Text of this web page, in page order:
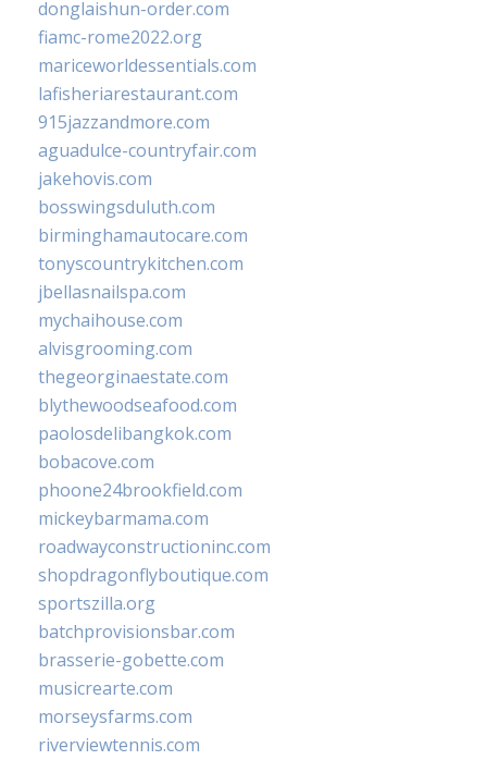
donglaishun-order.com
fiamc-rome2022.org
mariceworldessentials.com
lafisheriarestaurant.com
915jazzandmore.com
aguadulce-countryfair.com
jakehovis.com
bosswingsduluth.com
birminghamautocare.com
tonyscountrykitchen.com
jbellasnailspa.com
mychaihouse.com
alvisgrooming.com
thegeorginaestate.com
blythewoodseafood.com
paolosdelibangkok.com
bobacove.com
phoone24brookfield.com
mickeybarmama.com
roadwayconstructioninc.com
shopdragonflyboutique.com
sportszilla.org
batchprovisionsbar.com
brasserie-gobette.com
musicrearte.com
morseysfarms.com
riverviewtennis.com